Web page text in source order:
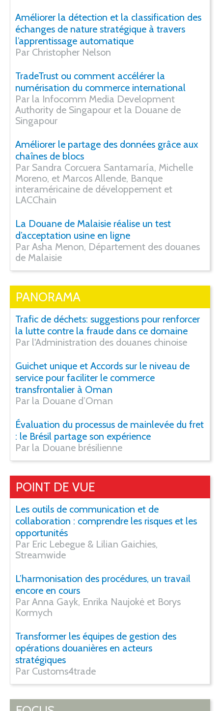
Améliorer la détection et la classification des
échanges de nature stratégique à travers
l’apprentissage automatique
Par Christopher Nelson
TradeTrust ou comment accélérer la
numérisation du commerce international
Par la Infocomm Media Development
Authority de Singapour et la Douane de
Singapour
Améliorer le partage des données grâce aux
chaînes de blocs
Par Sandra Corcuera Santamaría, Michelle
Moreno, et Marcos Allende, Banque
interaméricaine de développement et
LACChain
La Douane de Malaisie réalise un test
d’acceptation usine en ligne
Par Asha Menon, Département des douanes
de Malaisie
PANORAMA
Trafic de déchets: suggestions pour renforcer
la lutte contre la fraude dans ce domaine
Par l'Administration des douanes chinoise
Guichet unique et Accords sur le niveau de
service pour faciliter le commerce
transfrontalier à Oman
Par la Douane d’Oman
Évaluation du processus de mainlevée du fret
: le Brésil partage son expérience
Par la Douane brésilienne
POINT DE VUE
Les outils de communication et de
collaboration : comprendre les risques et les
opportunités
Par Eric Lebegue & Lilian Gaichies,
Streamwide
L’harmonisation des procédures, un travail
encore en cours
Par Anna Gayk, Enrika Naujokė et Borys
Kormych
Transformer les équipes de gestion des
opérations douanières en acteurs
stratégiques
Par Customs4trade